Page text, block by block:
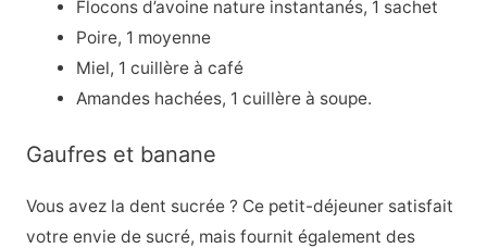
Flocons d’avoine nature instantanés, 1 sachet
Poire, 1 moyenne
Miel, 1 cuillère à café
Amandes hachées, 1 cuillère à soupe.
Gaufres et banane
Vous avez la dent sucrée ? Ce petit-déjeuner satisfait
votre envie de sucré, mais fournit également des